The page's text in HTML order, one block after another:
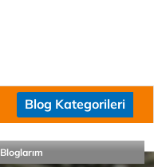
Blog Kategorileri
Bloglarım